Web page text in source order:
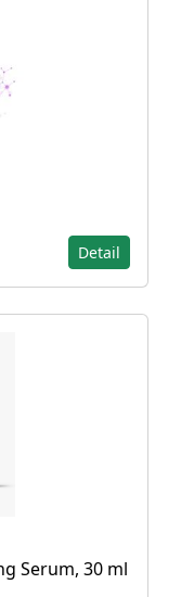
Detail
Serum, 30 ml